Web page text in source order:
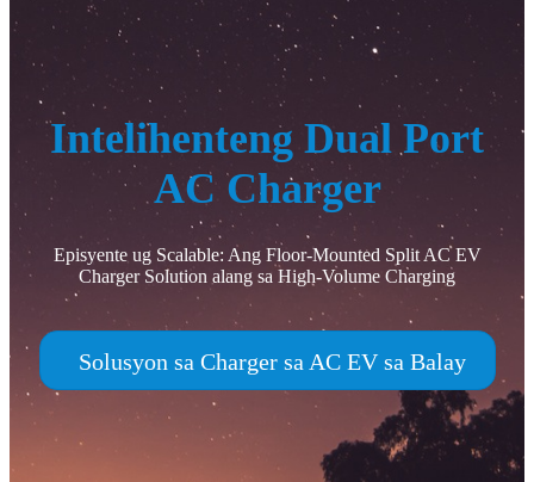
Intelihenteng Dual Port
AC Charger
Episyente ug Scalable: Ang Floor-Mounted Split AC EV
Charger Solution alang sa High-Volume Charging
Solusyon sa Charger sa AC EV sa Balay